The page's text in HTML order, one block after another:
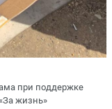
при поддержке
жизнь»